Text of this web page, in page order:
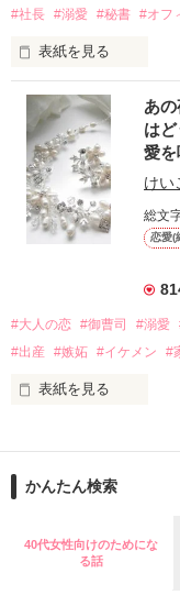
違和感を覚え離婚を
あっさり離婚を承諾さ
心を入れ替え新し
国内トップの自動車
園城悟　27歳
冴島沙織　26歳
「もう一度、君を奪
離婚してから全力で
#社長 #溺愛 #秘書 #オフ
表紙を見る
【若き社長は婚約者
【黒蜜イチゴ先生】
【先行配信　シーモ
【レーベル　チェリ
継母と異母妹から家
虐げられて美いる美
な暮らしを強いられ
そんな時、お見合い
現代版シンデレラスト
沖重美桜（おきしげみ
宮ノ入グループで働
あ
は
愛を
け
総文
恋愛(
#大人の恋 #御曹司 #溺愛
#出産 #嫉妬 #イケメン #
表紙を見る
事。
かんたん検索
40代女性向けのためにな
る話